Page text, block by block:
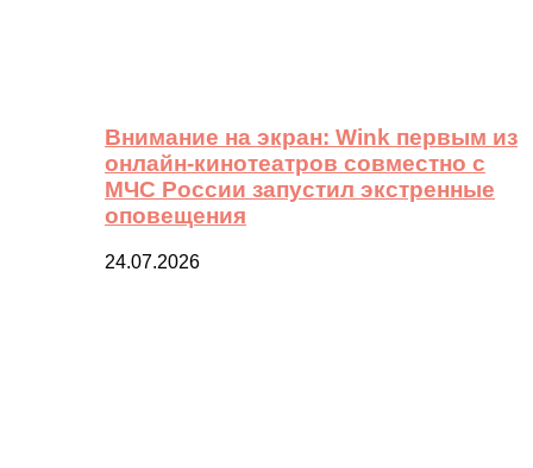
Внимание на экран: Wink первым из
онлайн-кинотеатров совместно с
МЧС России запустил экстренные
оповещения
24.07.2026